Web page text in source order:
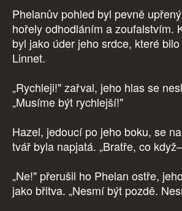
Phelanův pohled byl pevně
hořely odhodláním a zoufalstvím.
byl jako úder jeho srdce, které
Linnet.
„Rychleji!" zařval, jeho hlas se
„Musíme být rychlejší!"
Hazel, jedoucí po jeho boku, se
tvář byla napjatá. „Bratře, co
„Ne!" přerušil ho Phelan ostře,
jako břitva. „Nesmí být pozdě.